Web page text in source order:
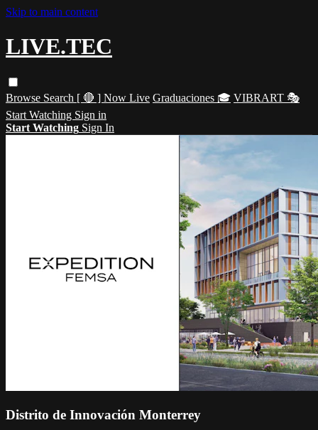
Skip to main content
LIVE.TEC
Browse Search [ 🔴 ] Now Live Graduaciones 🎓 VIBRART 🎭
Start Watching Sign in
Start Watching Sign In
Distrito de Innovación Monterrey